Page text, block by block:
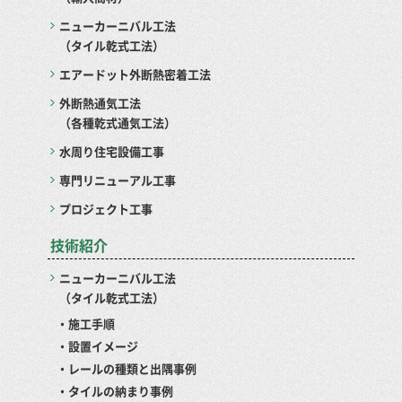
ニューカーニバル工法
（タイル乾式工法）
エアードット外断熱密着工法
外断熱通気工法
（各種乾式通気工法）
水周り住宅設備工事
専門リニューアル工事
プロジェクト工事
技術紹介
ニューカーニバル工法
（タイル乾式工法）
・施工手順
・設置イメージ
・レールの種類と出隅事例
・タイルの納まり事例